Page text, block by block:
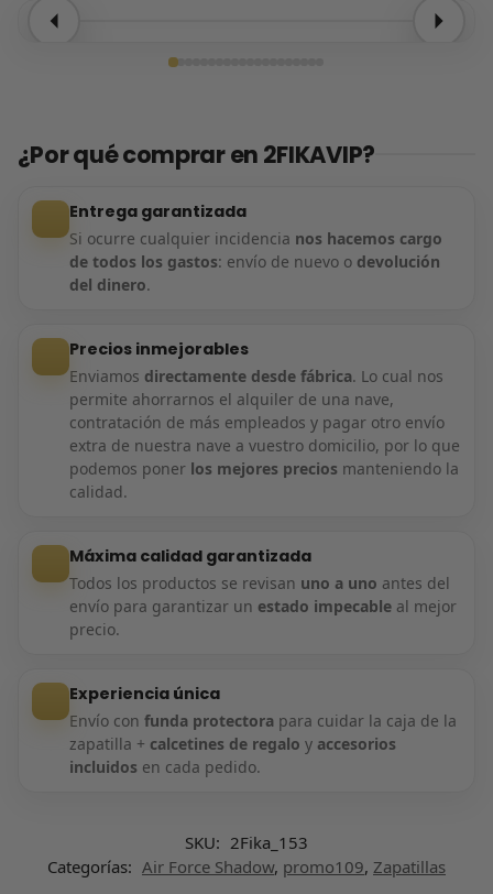
¿Por qué comprar en 2FIKAVIP?
Entrega garantizada
Si ocurre cualquier incidencia nos hacemos cargo
de todos los gastos: envío de nuevo o devolución
del dinero.
Precios inmejorables
Enviamos directamente desde fábrica. Lo cual nos
permite ahorrarnos el alquiler de una nave,
contratación de más empleados y pagar otro envío
extra de nuestra nave a vuestro domicilio, por lo que
podemos poner los mejores precios manteniendo la
calidad.
Máxima calidad garantizada
Todos los productos se revisan uno a uno antes del
envío para garantizar un estado impecableal mejor
precio.
Experiencia única
Envío con funda protectorapara cuidar la caja de la
zapatilla + calcetines de regalo y accesorios
incluidos en cada pedido.
SKU: 2Fika_153
Categorías: Air Force Shadow, promo109, Zapatillas